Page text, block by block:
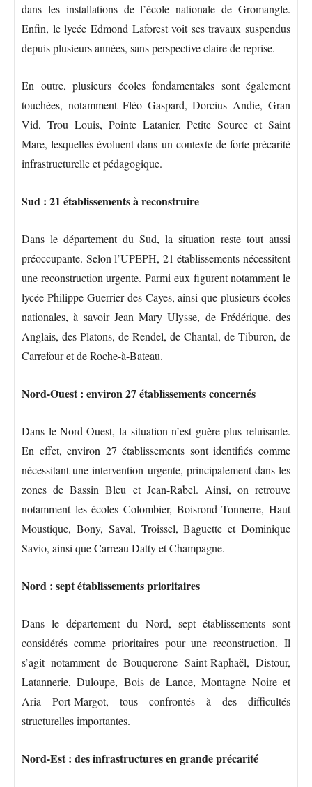
dans les installations de l’école nationale de Gromangle.
Enfin, le lycée Edmond Laforest voit ses travaux suspendus
depuis plusieurs années, sans perspective claire de reprise.
En outre, plusieurs écoles fondamentales sont également
touchées, notamment Fléo Gaspard, Dorcius Andie, Gran
Vid, Trou Louis, Pointe Latanier, Petite Source et Saint
Mare, lesquelles évoluent dans un contexte de forte précarité
infrastructurelle et pédagogique.
Sud : 21 établissements à reconstruire
Dans le département du Sud, la situation reste tout aussi
préoccupante. Selon l’UPEPH, 21 établissements nécessitent
une reconstruction urgente. Parmi eux figurent notamment le
lycée Philippe Guerrier des Cayes, ainsi que plusieurs écoles
nationales, à savoir Jean Mary Ulysse, de Frédérique, des
Anglais, des Platons, de Rendel, de Chantal, de Tiburon, de
Carrefour et de Roche-à-Bateau.
Nord-Ouest : environ 27 établissements concernés
Dans le Nord-Ouest, la situation n’est guère plus reluisante.
En effet, environ 27 établissements sont identifiés comme
nécessitant une intervention urgente, principalement dans les
zones de Bassin Bleu et Jean-Rabel. Ainsi, on retrouve
notamment les écoles Colombier, Boisrond Tonnerre, Haut
Moustique, Bony, Saval, Troissel, Baguette et Dominique
Savio, ainsi que Carreau Datty et Champagne.
Nord : sept établissements prioritaires
Dans le département du Nord, sept établissements sont
considérés comme prioritaires pour une reconstruction. Il
s’agit notamment de Bouquerone Saint-Raphaël, Distour,
Latannerie, Duloupe, Bois de Lance, Montagne Noire et
Aria Port-Margot, tous confrontés à des difficultés
structurelles importantes.
Nord-Est : des infrastructures en grande précarité